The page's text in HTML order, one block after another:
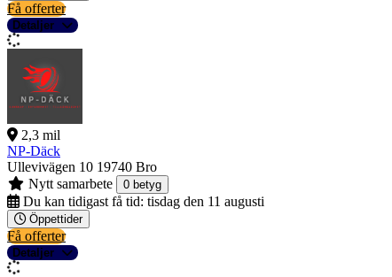
Få offerter
Detaljer
2,3 mil
NP-Däck
Ullevivägen 10 19740 Bro
Nytt samarbete
0 betyg
Du kan tidigast få tid: tisdag den 11 augusti
Öppettider
Få offerter
Detaljer